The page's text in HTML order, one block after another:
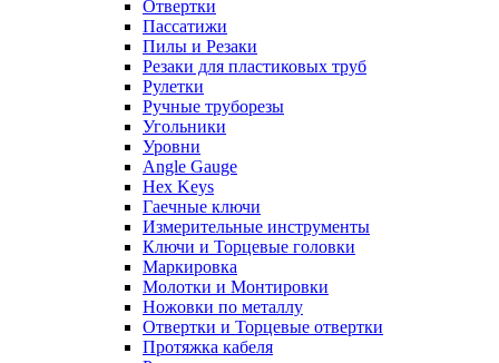
Отвертки
Пассатижи
Пилы и Резаки
Резаки для пластиковых труб
Рулетки
Ручные труборезы
Угольники
Уровни
Angle Gauge
Hex Keys
Гаечные ключи
Измерительные инструменты
Ключи и Торцевые головки
Маркировка
Молотки и Монтировки
Ножовки по металлу
Отвертки и Торцевые отвертки
Протяжка кабеля